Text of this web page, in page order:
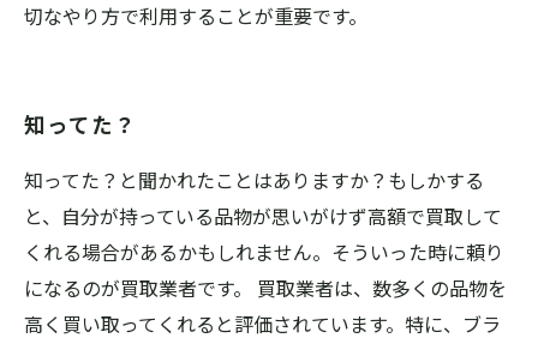
切なやり方で利用することが重要です。
知ってた？
知ってた？と聞かれたことはありますか？もしかする
と、自分が持っている品物が思いがけず高額で買取して
くれる場合があるかもしれません。そういった時に頼り
になるのが買取業者です。 買取業者は、数多くの品物を
高く買い取ってくれると評価されています。特に、ブラ